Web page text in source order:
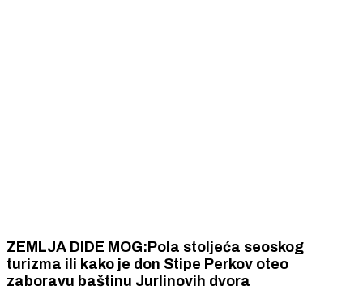
ZEMLJA DIDE MOG:Pola stoljeća seoskog
turizma ili kako je don Stipe Perkov oteo
zaboravu baštinu Jurlinovih dvora